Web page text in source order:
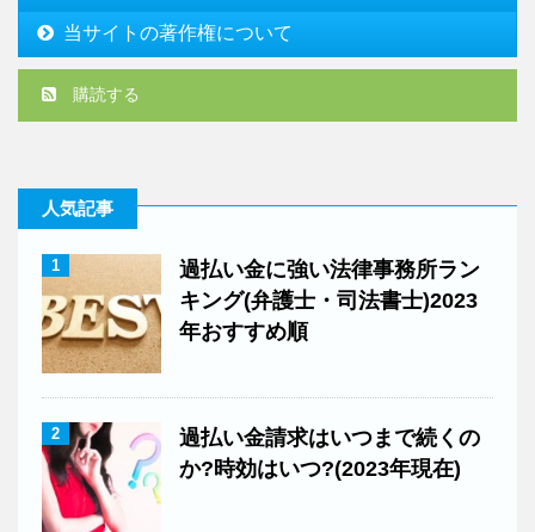
当サイトの著作権について
購読する
人気記事
1
過払い金に強い法律事務所ラン
キング(弁護士・司法書士)2023
年おすすめ順
2
過払い金請求はいつまで続くの
か?時効はいつ?(2023年現在)